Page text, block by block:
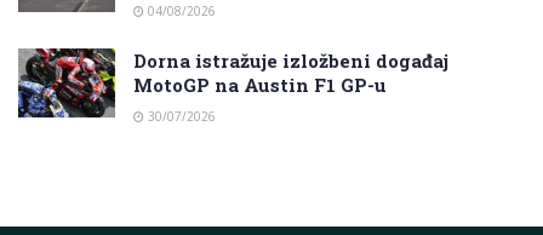
04/08/2026
Dorna istražuje izložbeni događaj
MotoGP na Austin F1 GP-u
30/07/2026